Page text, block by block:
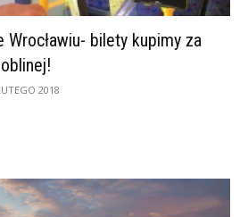
bilety kupimy za
2018